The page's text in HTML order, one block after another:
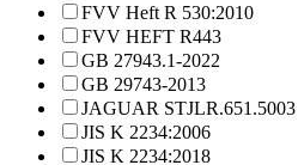
FVV Heft R 530:2010
FVV HEFT R443
GB 27943.1-2022
GB 29743-2013
JAGUAR STJLR.651.5003
JIS K 2234:2006
JIS K 2234:2018